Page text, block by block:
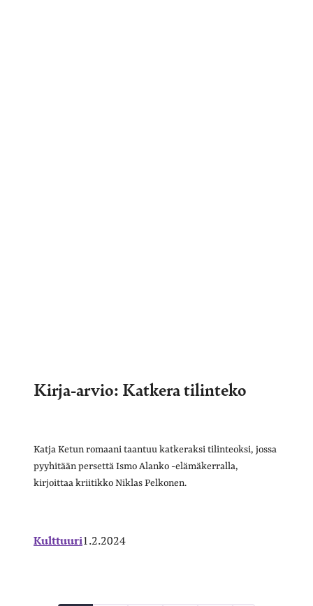
Kirja-arvio: Katkera tilinteko
Katja Ketun romaani taantuu katkeraksi tilinteoksi, jossa
pyyhitään persettä Ismo Alanko -elämäkerralla,
kirjoittaa kriitikko Niklas Pelkonen.
Kulttuuri1.2.2024